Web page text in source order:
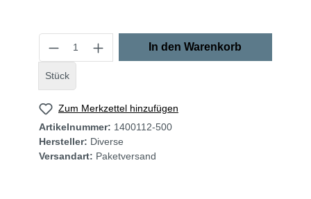
Stück
In den Warenkorb
Zum Merkzettel hinzufügen
Artikelnummer: 1400112-500
Hersteller: Diverse
Versandart: Paketversand